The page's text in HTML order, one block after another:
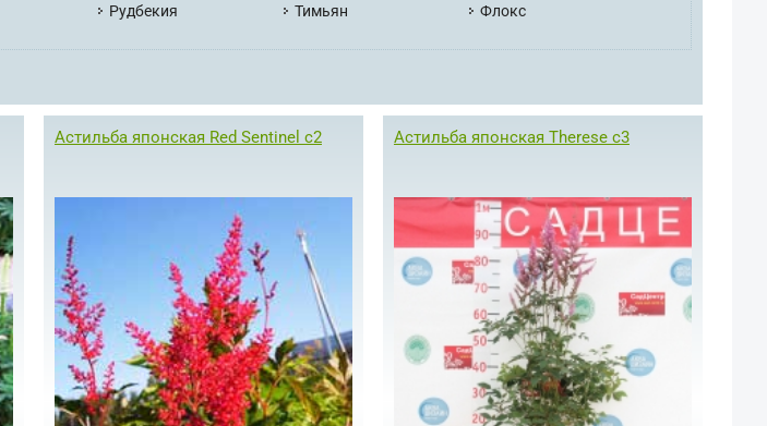
Рудбекия Тимьян
Флокс
Астильба японская Red Sentinel с2 Астильба японская Therese с3